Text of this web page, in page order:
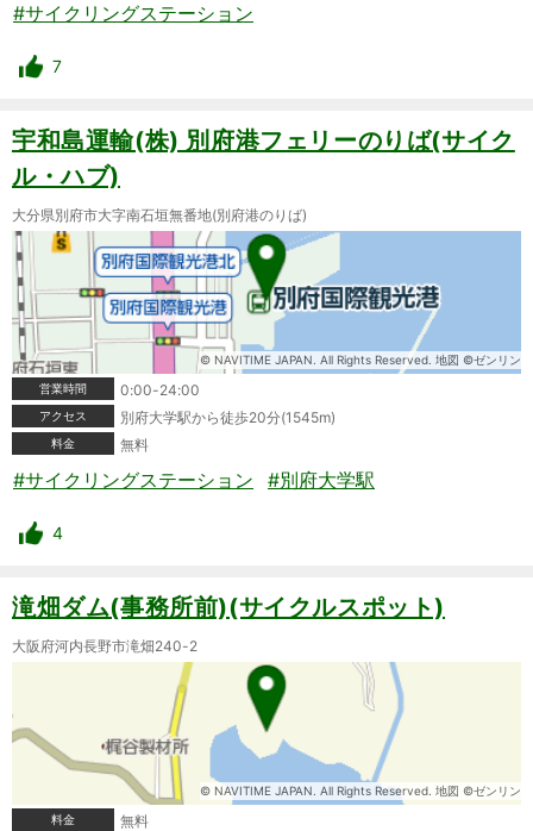
#サイクリングステーション
7
宇和島運輸(株) 別府港フェリーのりば(サイク
ル・ハブ)
大分県別府市大字南石垣無番地(別府港のりば)
© NAVITIME JAPAN. All Rights Reserved. 地図 ©ゼンリン
営業時間
0:00-24:00
アクセス 別府大学駅から徒歩20分(1545m)
料金 無料
#サイクリングステーション #別府大学駅
4
滝畑ダム(事務所前)(サイクルスポット)
大阪府河内長野市滝畑240-2
© NAVITIME JAPAN. All Rights Reserved. 地図 ©ゼンリン
料金
無料